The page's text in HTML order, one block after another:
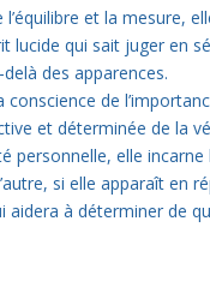
et la mesure,
lucide qui sait juger en
des apparences.
de
et déterminée de la
personnelle, elle
si elle apparaît en
aidera à déterminer de